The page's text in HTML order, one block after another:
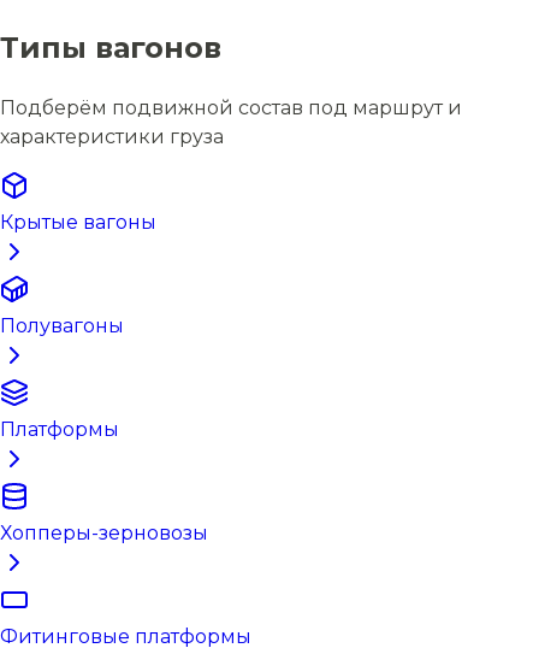
Типы вагонов
Подберём подвижной состав под маршрут и
характеристики груза
Крытые вагоны
Полувагоны
Платформы
Хопперы-зерновозы
Фитинговые платформы